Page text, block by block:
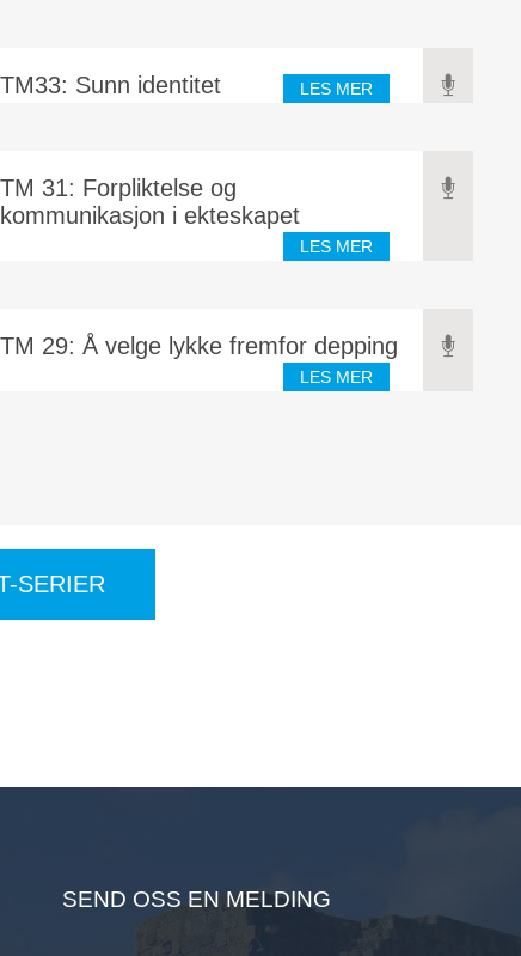
TM33: Sunn identitet LES MER
TM 31: Forpliktelse og
kommunikasjon i ekteskapet
LES MER
TM 29: Å velge lykke fremfor depping
LES MER
SERIER
SEND OSS EN MELDING